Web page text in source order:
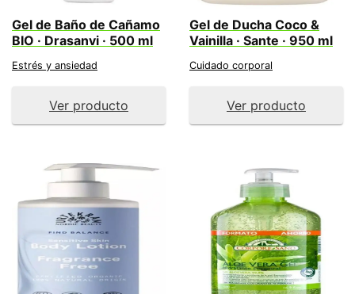
Gel de Baño de Cañamo
BIO · Drasanvi · 500 ml
Estrés y ansiedad
Ver producto
Gel de Ducha Coco &
Vainilla · Sante · 950 ml
Cuidado corporal
Ver producto